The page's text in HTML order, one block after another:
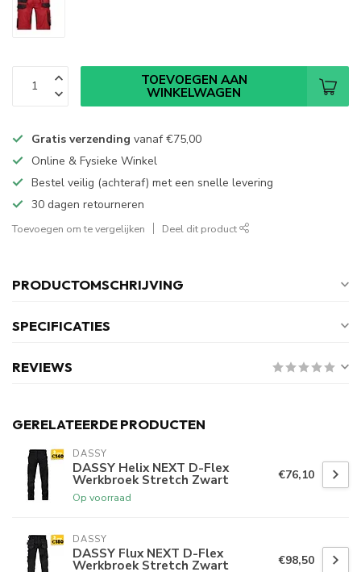
TOEVOEGEN AAN
WINKELWAGEN
Gratis verzending vanaf€75,00
Online & Fysieke Winkel
Bestel veilig (achteraf) met een snelle levering
30 dagen retourneren
Toevoegen om te vergelijken Deel dit product
PRODUCTOMSCHRIJVING
SPECIFICATIES
REVIEWS
GERELATEERDE PRODUCTEN
DASSY
DASSY Helix NEXT D-Flex
Werkbroek Stretch Zwart
Op voorraad
€76,10
DASSY
DASSY Flux NEXT D-Flex
Werkbroek Stretch Zwart €98,50